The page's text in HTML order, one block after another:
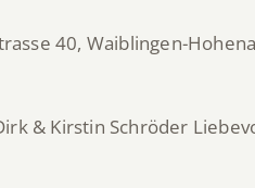
40, Waiblingen-
& Kirstin Schröder